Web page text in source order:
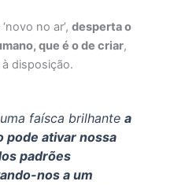
no ar’, desperta o
que é o de criar,
disposição.
faísca brilhantea
pode ativar nossa
padrões
nos a um